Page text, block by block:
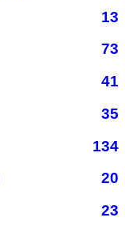
13
73
41
35
134
20
23